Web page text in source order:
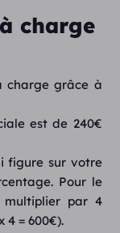
charge
charge grâce à
est de 240€
figure sur votre
Pour le
par 4
4 = 600€).